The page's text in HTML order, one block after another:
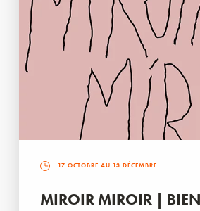
17 OCTOBRE AU 13 DÉCEMBRE
MIROIR MIROIR |